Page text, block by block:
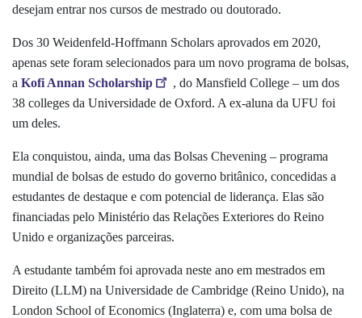
desejam entrar nos cursos de mestrado ou doutorado.
Dos 30 Weidenfeld-Hoffmann Scholars aprovados em 2020,
apenas sete foram selecionados para um novo programa de bolsas,
a Kofi Annan Scholarship
, do Mansfield College – um dos
38 colleges da Universidade de Oxford. A ex-aluna da UFU foi
um deles.
Ela conquistou, ainda, uma das Bolsas Chevening – programa
mundial de bolsas de estudo do governo britânico, concedidas a
estudantes de destaque e com potencial de liderança. Elas são
financiadas pelo Ministério das Relações Exteriores do Reino
Unido e organizações parceiras.
A estudante também foi aprovada neste ano em mestrados em
Direito (LLM) na Universidade de Cambridge (Reino Unido), na
London School of Economics (Inglaterra) e, com uma bolsa de